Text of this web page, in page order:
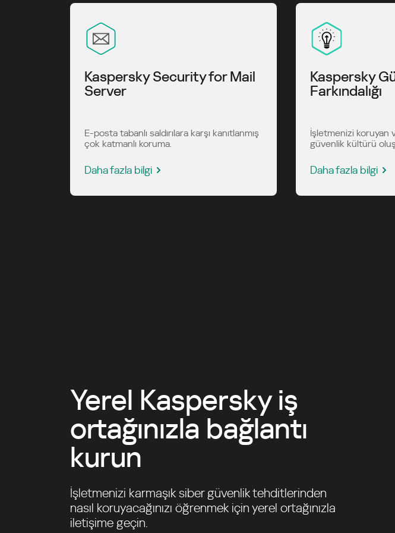
Kaspersky Security for Mail
Server
E-posta tabanlı saldırılara karşı kanıtlanmış
çok katmanlı koruma.
Daha fazla bilgi
Kaspersky
Farkındalığı
İşletmenizi koruyan
güvenlik kültürü
Daha fazla bilgi
Yerel Kaspersky iş
ortağınızla bağlantı
kurun
İşletmenizi karmaşık siber güvenlik tehditlerinden
nasıl koruyacağınızı öğrenmek için yerel ortağınızla
iletişime geçin.